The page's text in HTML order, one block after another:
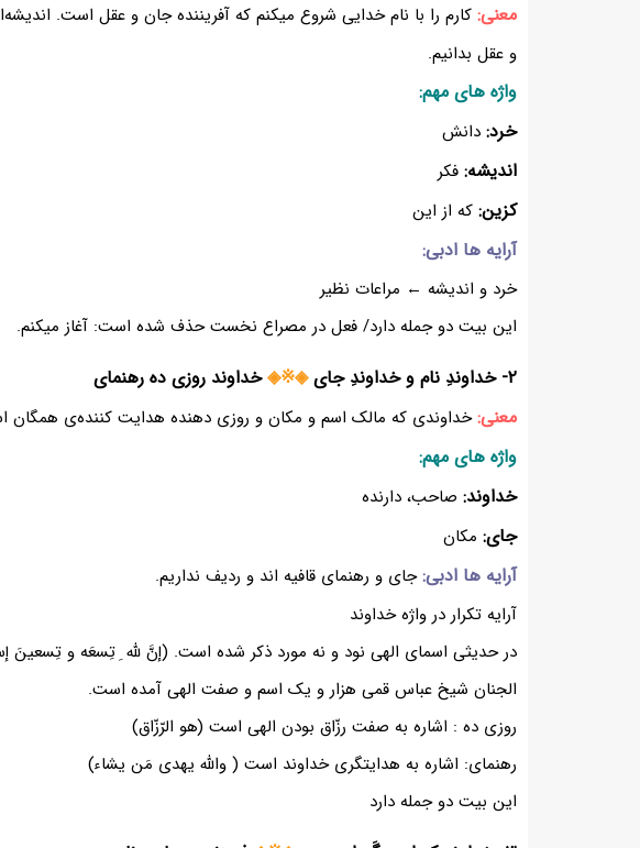
معنی: کارم را با نام خدایی شروع میکنم که آفریننده جان و عقل است.
و عقل بدانیم.
واژه های مهم:
خرد: دانش
اندیشه: فکر
کزین: که از این
آرایه ها ادبی:
خرد و اندیشه ← مراعات نظیر
این بیت دو جمله دارد/ فعل در مصراع نخست حذف شده است: آغاز میکنم.
۲- خداوندِ نام و خداوندِ جای ◈※◈خداوند روزی ده رهنمای
معنی:خداوندی که مالک اسم و مکان و روزی دهنده هدایت کننده‌ی همگان
واژه های مهم:
خداوند: صاحب، دارنده
جای: مکان
آرایه ها ادبی: جای و رهنمای قافیه اند و ردیف نداریم.
آرایه تکرار در واژه خداوند
در حدیثی اسمای الهی نود و نه مورد ذکر شده است. (إنَّ للّه ِ تِسعَه و تِسعینَ
الجنان شیخ عباس قمی هزار و یک اسم و صفت الهی آمده است.
روزی ده : اشاره به صفت رزّاق بودن الهی است (هو الرّزّاق)
رهنمای: اشاره به هدایتگری خداوند است ( واللّه یهدی مَن یشاء)
این بیت دو جمله دارد